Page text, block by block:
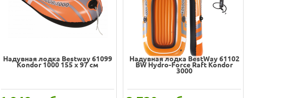
Надувная лодка Bestway 61099
Kondor 1000 155 x 97 см
Надувная лодка BestWay 61102
BW Hydro-Force Raft Kondor
3000